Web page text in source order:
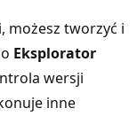
możesz tworzyć i
Eksplorator
wersji
inne